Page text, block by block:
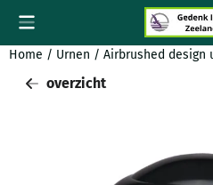
Cookievoorkeuren zijn
Home / Urnen / Airbrushed design
overzicht